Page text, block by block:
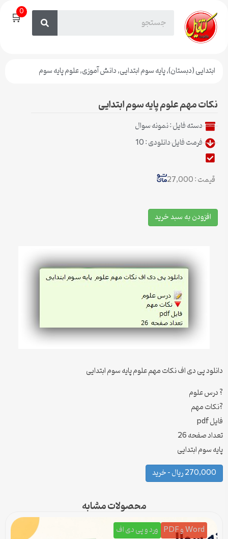
🛒0
ابتدایی (دبستان),پایه سوم ابتدایی,دانش آموزی,علوم پایه سوم
نکات مهم علوم پایه سوم ابتدایی
دسته فایل :نمونه سوال
فرمت فایل دانلودی : 10
قیمت : 27,000
افزودن به سبد خرید
دانلود پی دی اف نکات مهم علوم پایه سوم ابتدایی
? درس علوم
?نکات مهم
فایل pdf
تعداد صفحه 26
پایه سوم ابتدایی
270,000 ریال – خرید
محصولات مشابه
Word و PDF ورد و پی دی اف